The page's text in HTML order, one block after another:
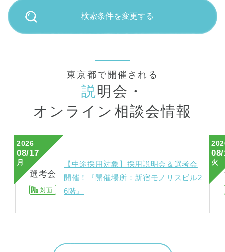
検索条件を変更する
東京都で開催される
説明会・
オンライン相談会情報
2026
08/17
月
選考会
対面
【中途採用対象】採用説明会＆選考会
開催！『開催場所：新宿モノリスビル2
6階』
火